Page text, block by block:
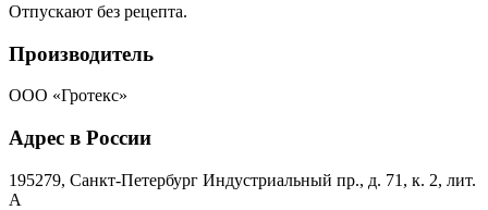
Отпускают без рецепта.
Производитель
ООО «Гротекс»
Адрес в России
195279, Санкт-Петербург Индустриальный пр., д. 71, к. 2, лит.
А